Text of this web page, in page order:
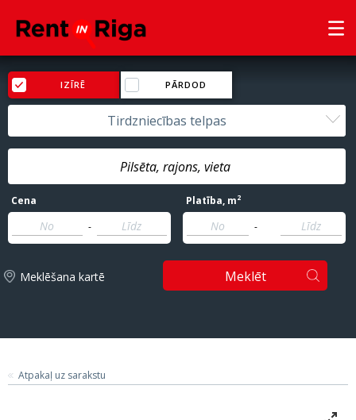
IZĪRĒ PĀRDOD
Tirdzniecības telpas
Cena
-
Platība, m2
-
Meklēšana kartē Meklēt
Atpakaļ uz sarakstu